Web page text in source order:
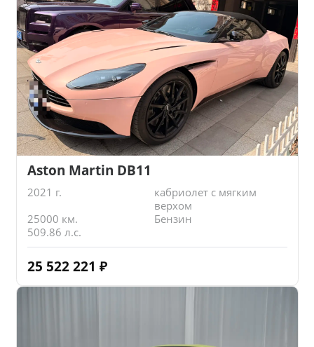
Aston Martin DB11
2021 г.
кабриолет с мягким
верхом
25000 км.
Бензин
509.86 л.с.
25 522 221 ₽